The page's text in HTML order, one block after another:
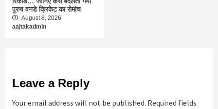
पुरुष वनडे क्रिकेट का रोमांच
August 8, 2026
aajtakadmin
Leave a Reply
Your email address will not be published. Required fields